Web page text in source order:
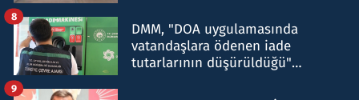
DMM, "DOA uygulamasında
vatandaşlara ödenen iade
tutarlarının düşürüldüğü"
8
9